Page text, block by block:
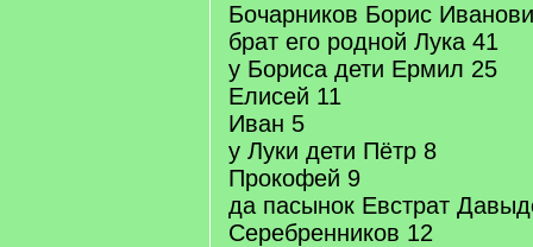
Бочарников Борис
брат его родной Лука 41
у Бориса дети Ермил 25
Елисей 11
Иван 5
у Луки дети Пётр 8
Прокофей 9
да пасынок Евстрат
Серебренников 12